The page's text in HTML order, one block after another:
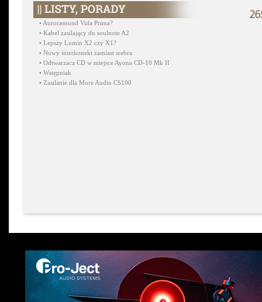
• Aurorasound Vida Prima?
• Kabel zasilający do soulnote A2
• Lepszy Lumin X2 czy X1?
• Nowy interkonekt zamiast srebra
• Odtwarzacz CD w miejsce Ayona CD-10 Mk II
• Wstępniak
• Zasilanie dla More Audio CS100